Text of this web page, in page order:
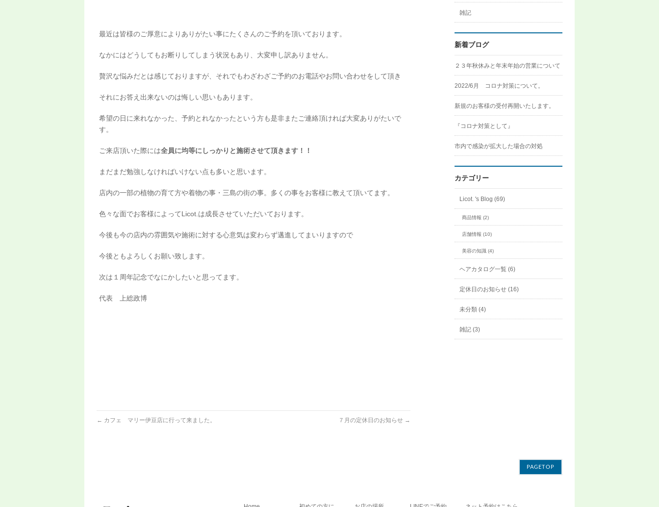
最近は皆様のご厚意によりありがたい事にたくさんのご予約を頂いております。
なかにはどうしてもお断りしてしまう状況もあり、大変申し訳ありません。
贅沢な悩みだとは感じておりますが、それでもわざわざご予約のお電話やお問い合わせをして頂き
それにお答え出来ないのは悔しい思いもあります。
希望の日に来れなかった、予約とれなかったという方も是非またご連絡頂ければ大変ありがたいで
す。
ご来店頂いた際には全員に均等にしっかりと施術させて頂きます！！
まだまだ勉強しなければいけない点も多いと思います。
店内の一部の植物の育て方や着物の事・三島の街の事。多くの事をお客様に教えて頂いてます。
色々な面でお客様によってLicot.は成長させていただいております。
今後も今の店内の雰囲気や施術に対する心意気は変わらず邁進してまいりますので
今後ともよろしくお願い致します。
次は１周年記念でなにかしたいと思ってます。
代表 上総政博
← カフェ マリー伊豆店に行って来ました。 ７月の定休日のお知らせ →
雑記
新着ブログ
２３年秋休みと年末年始の営業について
2022/6月 コロナ対策について。
新規のお客様の受付再開いたします。
『コロナ対策として』
市内で感染が拡大した場合の対処
カテゴリー
Licot. 's Blog (69)
商品情報 (2)
店舗情報 (10)
美容の知識 (4)
ヘアカタログ一覧 (6)
定休日のお知らせ (16)
未分類 (4)
雑記 (3)
PAGETOP